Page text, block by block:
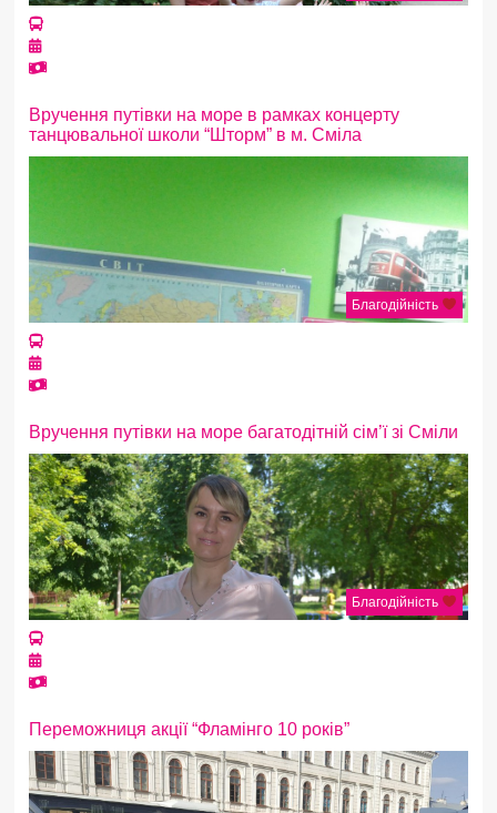
Вручення путівки на море в рамках концерту
танцювальної школи “Шторм” в м. Сміла
Благодійність
Вручення путівки на море багатодітній сім’ї зі Сміли
Благодійність
Переможниця акції “Фламінго 10 років”